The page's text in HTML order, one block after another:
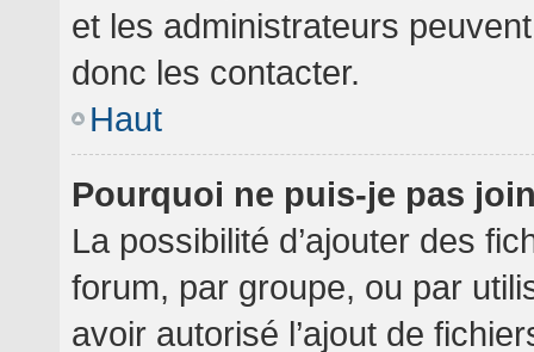
et les administrateurs
donc les contacter.
Haut
Pourquoi ne puis-je pas
La possibilité d’ajouter des
forum, par groupe, ou par
avoir autorisé l’ajout de